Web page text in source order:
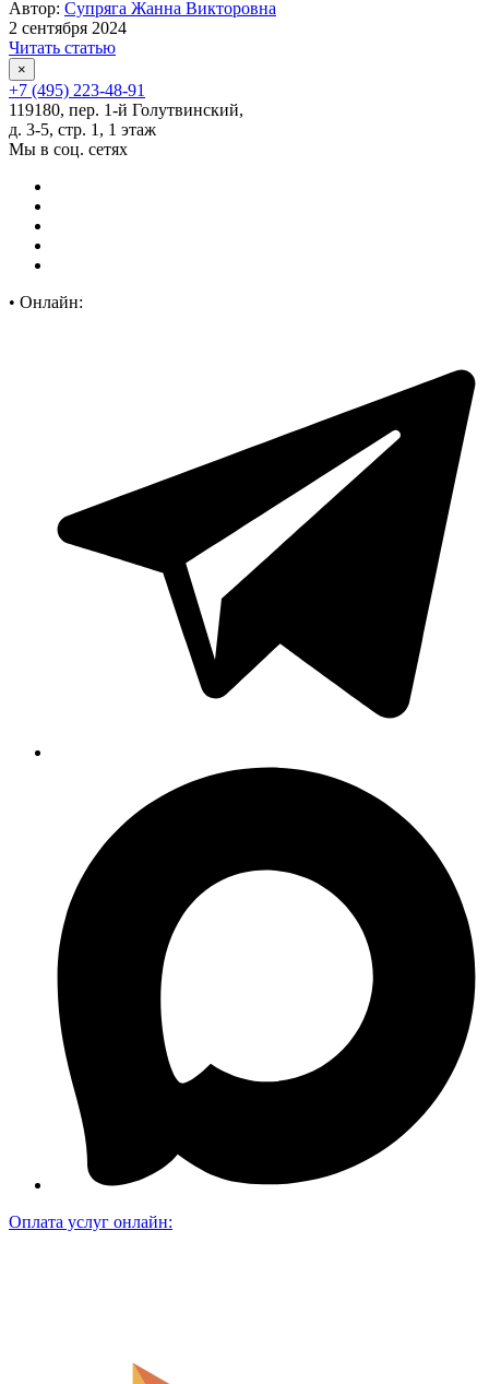
Автор: Супряга Жанна Викторовна
2 сентября 2024
Читать статью
×
+7 (495) 223-48-91
119180, пер. 1-й Голутвинский,
д. 3-5, стр. 1, 1 этаж
Мы в соц. сетях
• Онлайн:
Оплата услуг онлайн: